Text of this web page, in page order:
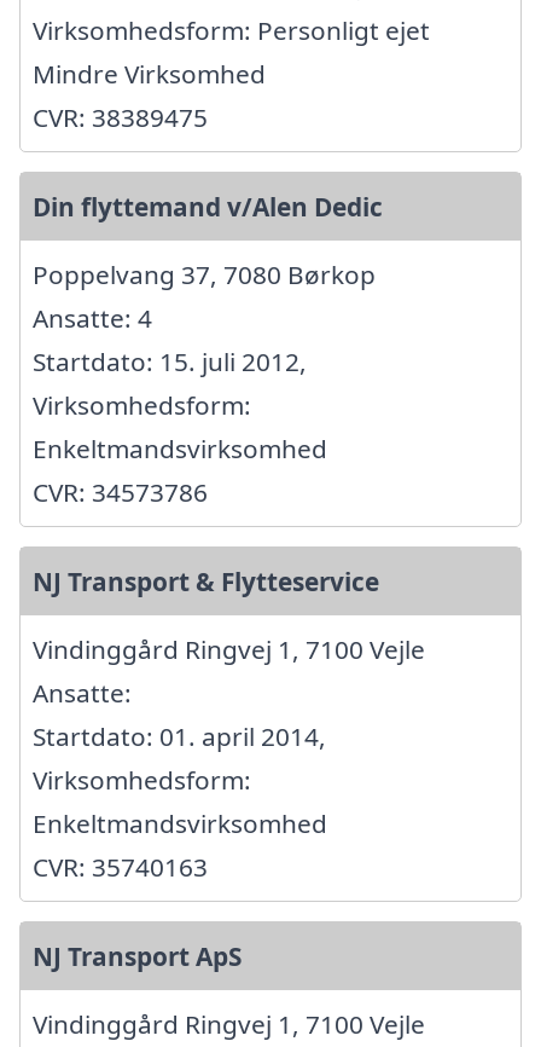
Virksomhedsform: Personligt ejet
Mindre Virksomhed
CVR: 38389475
Din flyttemand v/Alen Dedic
Poppelvang 37, 7080 Børkop
Ansatte: 4
Startdato: 15. juli 2012,
Virksomhedsform:
Enkeltmandsvirksomhed
CVR: 34573786
NJ Transport & Flytteservice
Vindinggård Ringvej 1, 7100 Vejle
Ansatte:
Startdato: 01. april 2014,
Virksomhedsform:
Enkeltmandsvirksomhed
CVR: 35740163
NJ Transport ApS
Vindinggård Ringvej 1, 7100 Vejle